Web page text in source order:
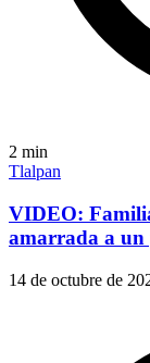
2 min
Tlalpan
VIDEO:
amarrada a un
14 de octubre de